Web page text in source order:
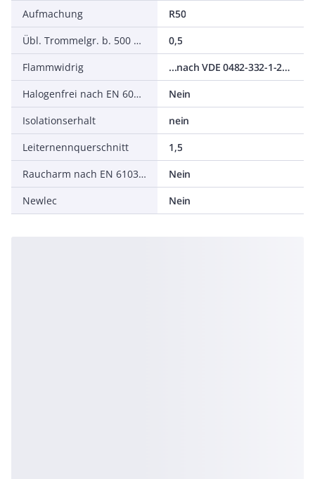
Aufmachung
R50
Übl. Trommelgr. b. 500 m Ø m
0,5
Flammwidrig
...nach VDE 0482-332-1-2/IEC 60332-1-2
Halogenfrei nach EN 60754-1/2
Nein
Isolationserhalt
nein
Leiternennquerschnitt
1,5
Raucharm nach EN 61034-2
Nein
Newlec
Nein